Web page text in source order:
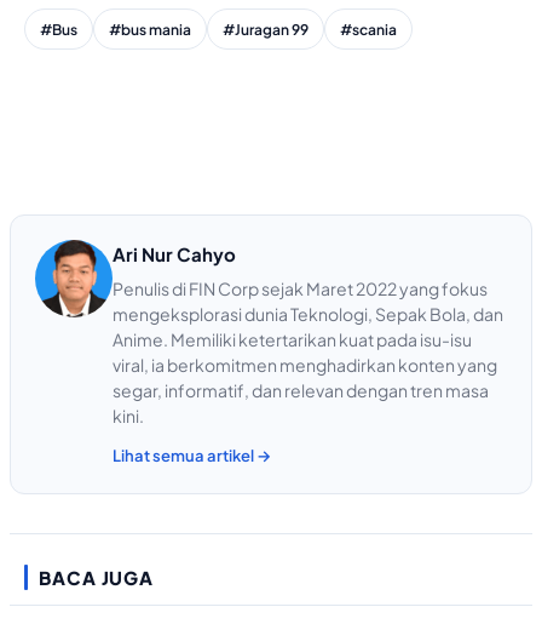
#Bus #bus mania #Juragan 99 #scania
Ari Nur Cahyo
Penulis di FIN Corp sejak Maret 2022 yang fokus
mengeksplorasi dunia Teknologi, Sepak Bola, dan
Anime. Memiliki ketertarikan kuat pada isu-isu
viral, ia berkomitmen menghadirkan konten yang
segar, informatif, dan relevan dengan tren masa
kini.
Lihat semua artikel →
BACA JUGA